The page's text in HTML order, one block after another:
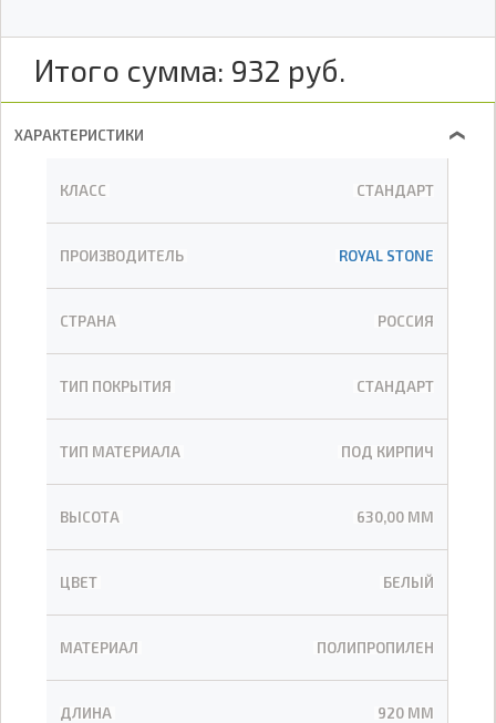
Итого сумма: 932 руб.
ХАРАКТЕРИСТИКИ ❯
КЛАСС СТАНДАРТ
ПРОИЗВОДИТЕЛЬ ROYAL STONE
СТРАНА РОССИЯ
ТИП ПОКРЫТИЯ СТАНДАРТ
ТИП МАТЕРИАЛА ПОД КИРПИЧ
ВЫСОТА 630,00 ММ
ЦВЕТ БЕЛЫЙ
МАТЕРИАЛ ПОЛИПРОПИЛЕН
ДЛИНА 920 ММ